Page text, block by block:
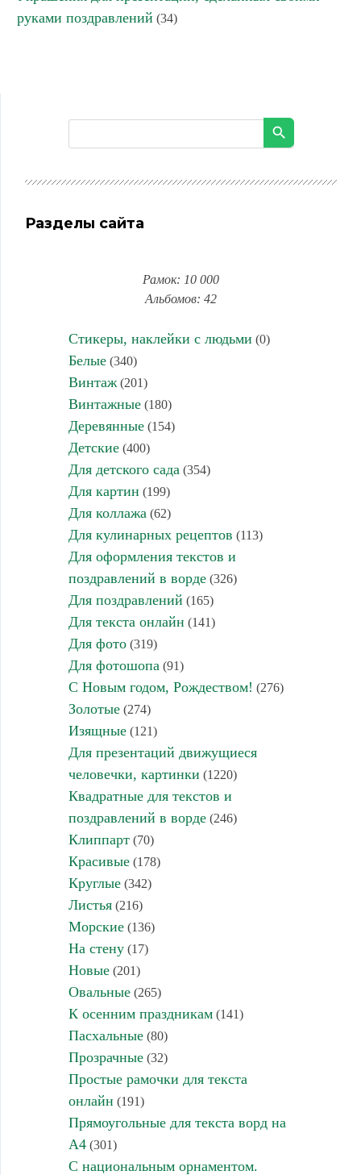
руками поздравлений (34)
Разделы сайта
Рамок: 10 000
Альбомов: 42
Стикеры, наклейки с людьми (0)
Белые(340)
Винтаж(201)
Винтажные(180)
Деревянные(154)
Детские(400)
Для детского сада (354)
Для картин (199)
Для коллажа (62)
Для кулинарных рецептов (113)
Для оформления текстов и
поздравлений в ворде(326)
Для поздравлений (165)
Для текста онлайн (141)
Для фото(319)
Для фотошопа (91)
С Новым годом, Рождеством! (276)
Золотые(274)
Изящные(121)
Для презентаций движущиеся
человечки, картинки (1220)
Квадратные для текстов и
поздравлений в ворде(246)
Клиппарт(70)
Красивые(178)
Круглые(342)
Листья(216)
Морские(136)
На стену(17)
Новые(201)
Овальные(265)
К осенним праздникам(141)
Пасхальные(80)
Прозрачные(32)
Простые рамочки для текста
онлайн (191)
Прямоугольные для текста ворд на
А4(301)
С национальным орнаментом.